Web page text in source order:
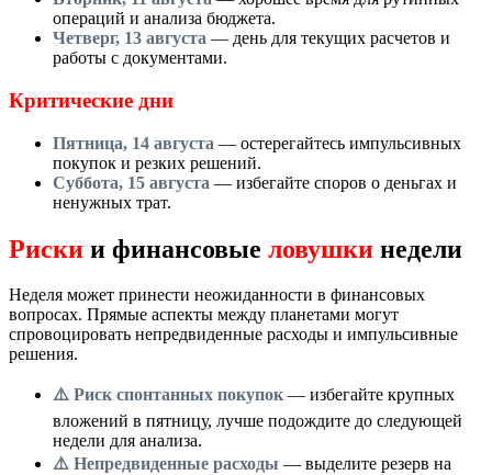
операций и анализа бюджета.
Четверг, 13 августа — день для текущих расчетов и
работы с документами.
Критические дни
Пятница, 14 августа — остерегайтесь импульсивных
покупок и резких решений.
Суббота, 15 августа — избегайте споров о деньгах и
ненужных трат.
Риски и финансовые ловушки недели
Неделя может принести неожиданности в финансовых
вопросах. Прямые аспекты между планетами могут
спровоцировать непредвиденные расходы и импульсивные
решения.
⚠️ Риск спонтанных покупок — избегайте крупных
вложений в пятницу, лучше подождите до следующей
недели для анализа.
⚠️ Непредвиденные расходы — выделите резерв на